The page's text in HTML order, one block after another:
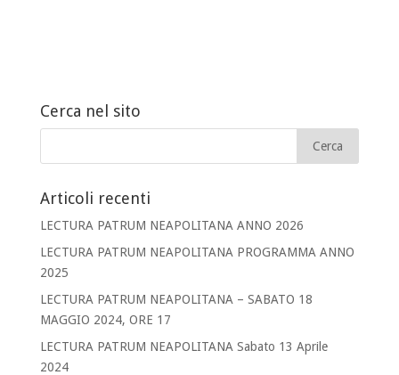
Cerca nel sito
Articoli recenti
LECTURA PATRUM NEAPOLITANA ANNO 2026
LECTURA PATRUM NEAPOLITANA PROGRAMMA ANNO
2025
LECTURA PATRUM NEAPOLITANA – SABATO 18
MAGGIO 2024, ORE 17
LECTURA PATRUM NEAPOLITANA Sabato 13 Aprile
2024